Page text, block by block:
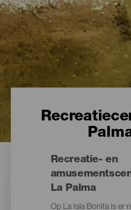
Recreatie- en
La Palma
Op La Isla Bonita is er